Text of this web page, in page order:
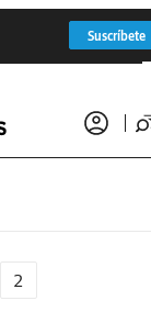
Suscríbete
2